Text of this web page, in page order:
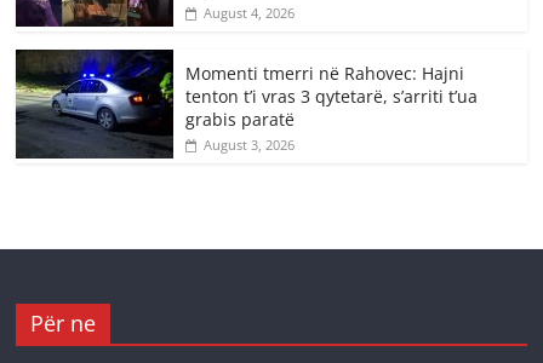
August 4, 2026
Momenti tmerri në Rahovec: Hajni
tenton t’i vras 3 qytetarë, s’arriti t’ua
grabis paratë
August 3, 2026
Për ne